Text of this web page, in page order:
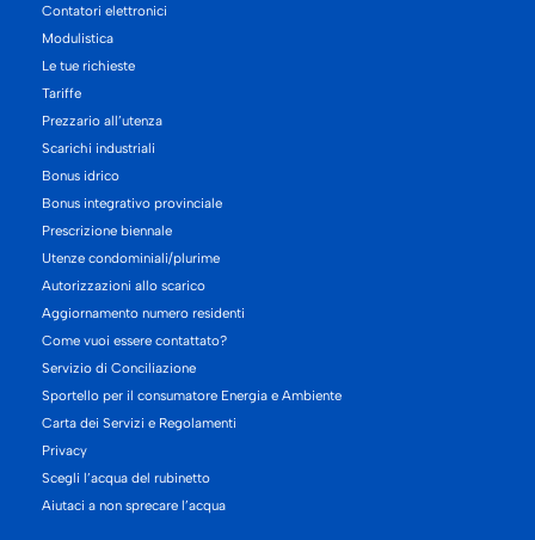
Contatori elettronici
Modulistica
Le tue richieste
Tariffe
Prezzario all’utenza
Scarichi industriali
Bonus idrico
Bonus integrativo provinciale
Prescrizione biennale
Utenze condominiali/plurime
Autorizzazioni allo scarico
Aggiornamento numero residenti
Come vuoi essere contattato?
Servizio di Conciliazione
Sportello per il consumatore Energia e Ambiente
Carta dei Servizi e Regolamenti
Privacy
Scegli l’acqua del rubinetto
Aiutaci a non sprecare l’acqua